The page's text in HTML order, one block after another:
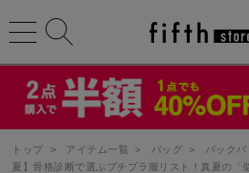
トップ > アイテム一覧 > バッグ > バック
夏】骨格診断で選ぶプチプラ服リスト！真夏の「